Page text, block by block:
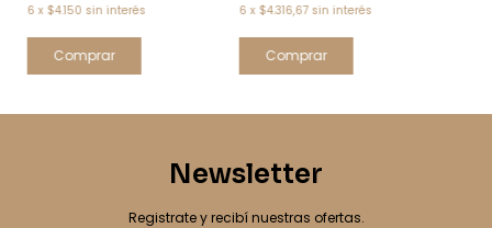
6 x $4.150 sin interés
Comprar
6 x $4.316,67 sin interés
Newsletter
Registrate y recibí nuestras ofertas.